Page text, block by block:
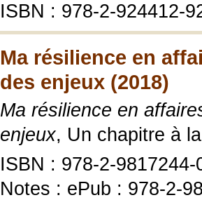
ISBN : 978-2-924412-
Ma résilience en
des enjeux (2018)
Ma résilience en
enjeux, Un chapitre à
ISBN : 978-2-9817244-
Notes : ePub : 978-2-